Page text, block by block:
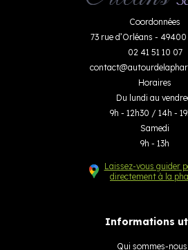
Coordonnées
73 rue d’Orléans -
02 41 51 10 07
contact@
Horaires
Du lundi au
9h - 12h30 / 14h -
Samedi
9h - 13h
Laissez-vous guider
directement à la
Informations
Qui sommes-nous